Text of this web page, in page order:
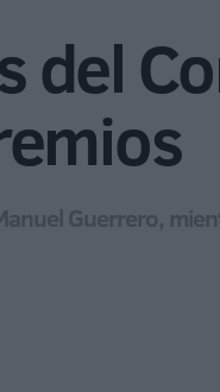
del
Guerrero,